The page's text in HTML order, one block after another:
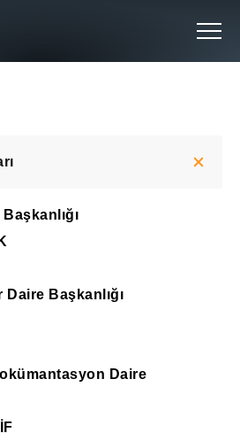
Daire Başkanlığı
Daire